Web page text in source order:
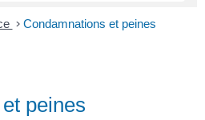
> Condamnations et peines
peines